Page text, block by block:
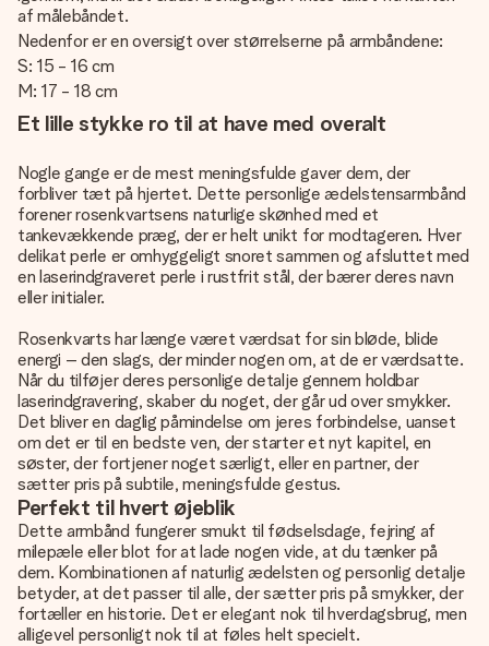
af målebåndet.
Nedenfor er en oversigt over størrelserne på armbåndene:
S: 15 - 16 cm
M: 17 - 18 cm
Et lille stykke ro til at have med overalt
Nogle gange er de mest meningsfulde gaver dem, der
forbliver tæt på hjertet. Dette personlige ædelstensarmbånd
forener rosenkvartsens naturlige skønhed med et
tankevækkende præg, der er helt unikt for modtageren. Hver
delikat perle er omhyggeligt snoret sammen og afsluttet med
en laserindgraveret perle i rustfrit stål, der bærer deres navn
eller initialer.
Rosenkvarts har længe været værdsat for sin bløde, blide
energi – den slags, der minder nogen om, at de er værdsatte.
Når du tilføjer deres personlige detalje gennem holdbar
laserindgravering, skaber du noget, der går ud over smykker.
Det bliver en daglig påmindelse om jeres forbindelse, uanset
om det er til en bedste ven, der starter et nyt kapitel, en
søster, der fortjener noget særligt, eller en partner, der
sætter pris på subtile, meningsfulde gestus.
Perfekt til hvert øjeblik
Dette armbånd fungerer smukt til fødselsdage, fejring af
milepæle eller blot for at lade nogen vide, at du tænker på
dem. Kombinationen af naturlig ædelsten og personlig detalje
betyder, at det passer til alle, der sætter pris på smykker, der
fortæller en historie. Det er elegant nok til hverdagsbrug, men
alligevel personligt nok til at føles helt specielt.